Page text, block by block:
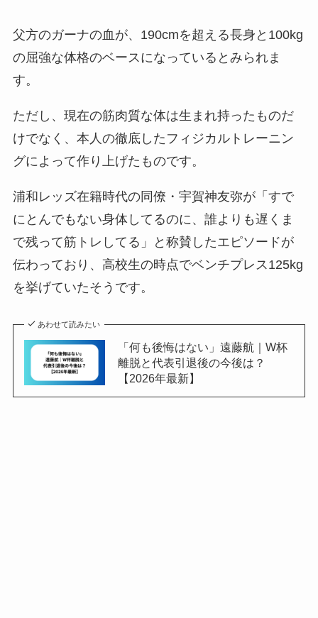
父方のガーナの血が、190cmを超える長身と100kg
の屈強な体格のベースになっているとみられま
す。
ただし、現在の筋肉質な体は生まれ持ったものだ
けでなく、本人の徹底したフィジカルトレーニン
グによって作り上げたものです。
浦和レッズ在籍時代の同僚・宇賀神友弥が「すで
にとんでもない身体してるのに、誰よりも遅くま
で残って筋トレしてる」と称賛したエピソードが
伝わっており、高校生の時点でベンチプレス125kg
を挙げていたそうです。
あわせて読みたい
「何も後悔はない」遠藤航｜W杯
離脱と代表引退後の今後は？
【2026年最新】